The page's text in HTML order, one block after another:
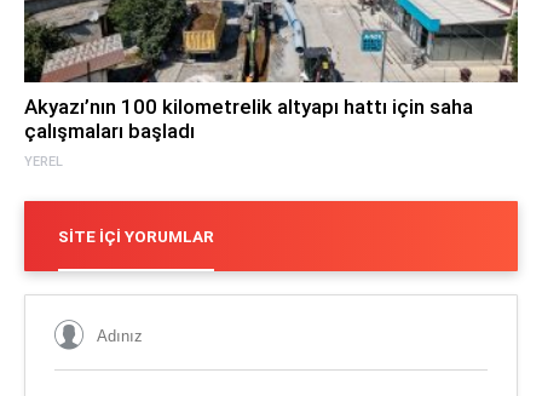
YEREL
Akyazı’nın 100 kilometrelik altyapı hattı için saha
çalışmaları başladı
SITE İÇI YORUMLAR